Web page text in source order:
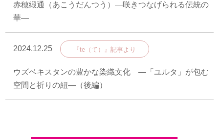
赤穂緞通（あこうだんつう）―咲きつなげられる伝統の
華―
2024.12.25 『te（て）』記事より
ウズベキスタンの豊かな染織文化 ―「ユルタ」が包む
空間と祈りの紐―（後編）